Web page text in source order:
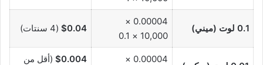
0.1 لوت (ميني)
0.00004 ×
10,000 × 0.1
$0.04 (4 سنتات)
0.00004 ×
$0.004 (أقل من